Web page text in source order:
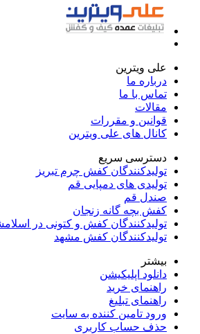
علی ویترین
درباره ما
تماس با ما
مقالات
قوانین و مقررات
کانال های علی ویترین
دسترسی سریع
تولیدکنندگان کفش چرم تبریز
تولیدی های دمپایی قم
صندل قم
کفش بچه گانه زنجان
تولیدکنندگان کفش و کتونی در
تولیدکنندگان کفش مشهد
بیشتر
دانلود اپلیکیشن
راهنمای خرید
راهنمای تبلیغ
ورود تامین کننده به سایت
حذف حساب کاربری